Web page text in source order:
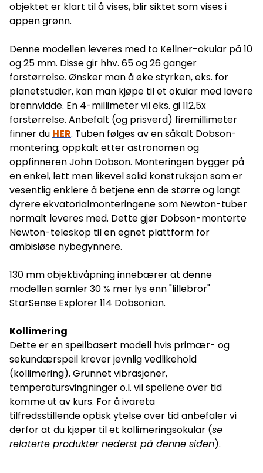
objektet er klart til å vises, blir siktet som vises i
appen grønn.
Denne modellen leveres med to Kellner-okular på 10
og 25 mm. Disse gir hhv. 65 og 26 ganger
forstørrelse. Ønsker man å øke styrken, eks. for
planetstudier, kan man kjøpe til et okular med lavere
brennvidde. En 4-millimeter vil eks. gi 112,5x
forstørrelse. Anbefalt (og prisverd) firemillimeter
finner du HER. Tuben følges av en såkalt Dobson-
montering; oppkalt etter astronomen og
oppfinneren John Dobson. Monteringen bygger på
en enkel, lett men likevel solid konstruksjon som er
vesentlig enklere å betjene enn de større og langt
dyrere ekvatorialmonteringene som Newton-tuber
normalt leveres med. Dette gjør Dobson-monterte
Newton-teleskop til en egnet plattform for
ambisiøse nybegynnere.
130 mm objektivåpning innebærer at denne
modellen samler 30 % mer lys enn "lillebror"
StarSense Explorer 114 Dobsonian.
Kollimering
Dette er en speilbasert modell hvis primær- og
sekundærspeil krever jevnlig vedlikehold
(kollimering). Grunnet vibrasjoner,
temperatursvingninger o.l. vil speilene over tid
komme ut av kurs. For å ivareta
tilfredsstillende optisk ytelse over tid anbefaler vi
derfor at du kjøper til et kollimeringsokular (se
relaterte produkter nederst på denne siden).